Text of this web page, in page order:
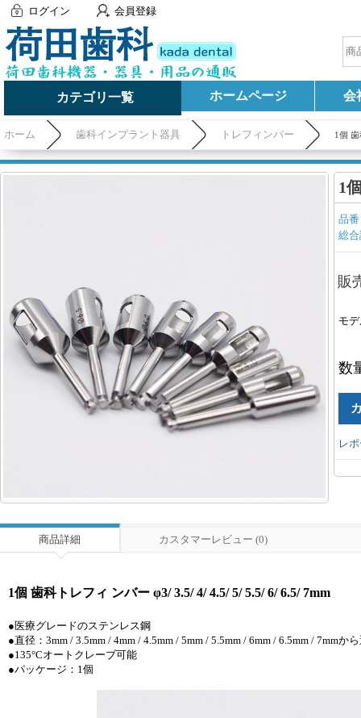
ログイン 会員登録
カテゴリ一覧 ホームページ 会
ホーム 歯科インプラント器具 トレフィンバー 1個
1
品
総
販
モ
数
レ
商品詳細 カスタマーレビュー (0)
1個 歯科トレフィ ンバー φ3/ 3.5/ 4/ 4.5/ 5/ 5.5/ 6/ 6.5/ 7mm
●医療グレードのステンレス鋼
●直径：3mm / 3.5mm / 4mm / 4.5mm / 5mm / 5.5mm / 6mm / 6.5mm / 7mmか
●135°Cオートクレーブ可能
●パッケージ：1個